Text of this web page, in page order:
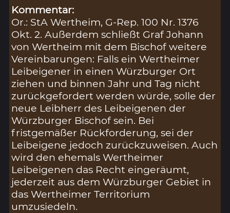
Kommentar:
Or.: StA Wertheim, G-Rep. 100 Nr. 1376
Okt. 2. Außerdem schließt Graf Johann
von Wertheim mit dem Bischof weitere
Vereinbarungen: Falls ein Wertheimer
Leibeigener in einen Würzburger Ort
ziehen und binnen Jahr und Tag nicht
zurückgefordert werden würde, solle der
neue Leibherr des Leibeigenen der
Würzburger Bischof sein. Bei
fristgemäßer Rückforderung, sei der
Leibeigene jedoch zurückzuweisen. Auch
wird den ehemals Wertheimer
Leibeigenen das Recht eingeräumt,
jederzeit aus dem Würzburger Gebiet in
das Wertheimer Territorium
umzusiedeln.